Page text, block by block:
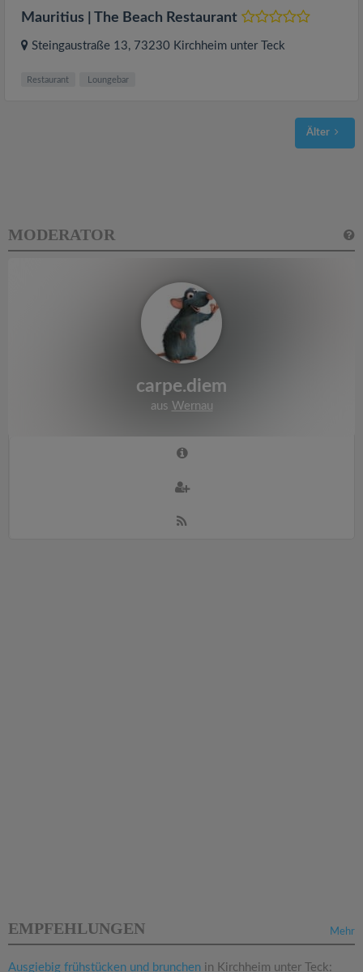
Mauritius | The Beach Restaurant
Steingaustraße 13, 73230 Kirchheim unter Teck
Restaurant Loungebar
Älter
MODERATOR
carpe.diem
aus Wernau
Mehr
EMPFEHLUNGEN
Ausgiebig frühstücken und brunchen in Kirchheim unter Teck: